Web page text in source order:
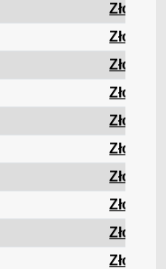
Złom
Złom
Złom
Złom
Złom
Złom
Złom
Złom
Złom
Złom